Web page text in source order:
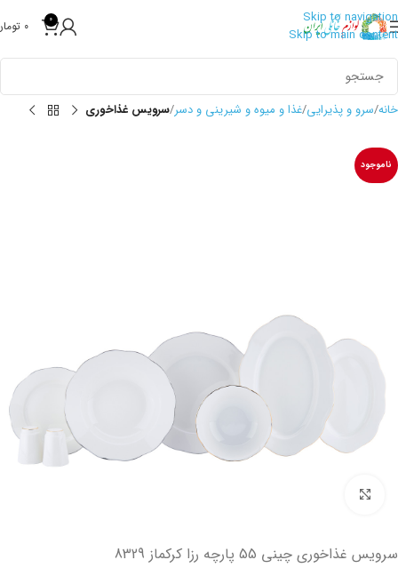
Skip to navigation
Skip to main content
0
0
خانه سرو و پذیرایی غذا و میوه و شیرینی و دسر سرویس غذاخوری
ناموجود
سرویس غذاخوری چینی 55 پارچه رزا کرکماز 8329